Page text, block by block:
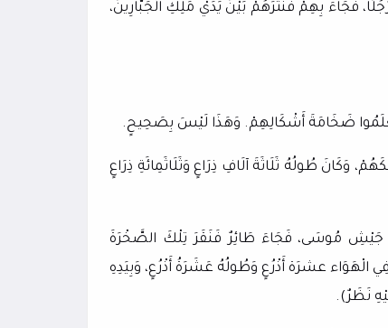
فَجَاءَ بِهِمْ فَنَثَرَهُمْ بَيْنَ يَدَيْ مَلِكِ الْجَبَّارِينَ،
ضَخَامَةَ أَشْكَالِهِمْ. وَهَذَا لَيْسَ بِصَحِيحٍ.
وَكَانَ طُولُهُ ثَلَاثَةَ آلَافِ ذِرَاعٍ وَثَلَاثَمِائَةِ ذِرَاعٍ
جَيْشِ مُوسَى، فَجَاءَ طَائِرٌ فَنَقَرَ تِلْكَ الصَّخْرَةَ
الْهَوَاء عشرَة أَذْرُعٍ وَطُولُهُ عَشَرَةُ أَذْرُعٍ، وَبِيَدِهِ
نَظَرٌ).